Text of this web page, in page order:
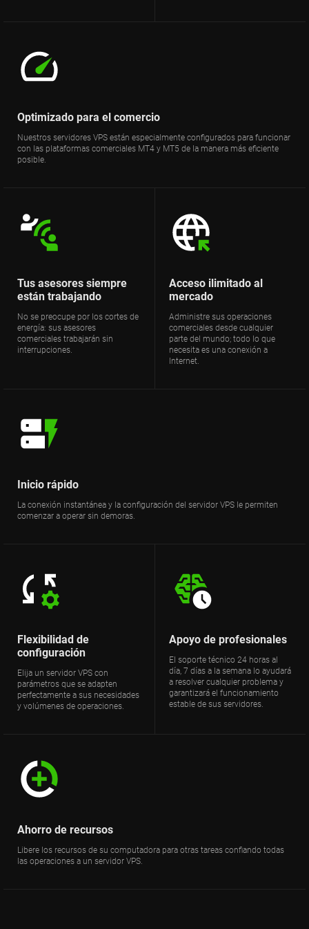
Optimizado para el comercio
Nuestros servidores VPS están especialmente configurados para funcionar
con las plataformas comerciales MT4 y MT5 de la manera más eficiente
posible.
Tus asesores siempre
están trabajando
No se preocupe por los cortes de
energía: sus asesores
comerciales trabajarán sin
interrupciones.
Acceso ilimitado al
mercado
Administre sus operaciones
comerciales desde cualquier
parte del mundo; todo lo que
necesita es una conexión a
Internet.
Inicio rápido
La conexión instantánea y la configuración del servidor VPS le permiten
comenzar a operar sin demoras.
Flexibilidad de
configuración
Elija un servidor VPS con
parámetros que se adapten
perfectamente a sus necesidades
y volúmenes de operaciones.
Apoyo de profesionales
El soporte técnico 24 horas al
día, 7 días a la semana lo ayudará
a resolver cualquier problema y
garantizará el funcionamiento
estable de sus servidores.
Ahorro de recursos
Libere los recursos de su computadora para otras tareas confiando todas
las operaciones a un servidor VPS.